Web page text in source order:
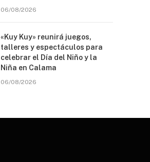
06/08/2026
«Kuy Kuy» reunirá juegos,
talleres y espectáculos para
celebrar el Día del Niño y la
Niña en Calama
06/08/2026